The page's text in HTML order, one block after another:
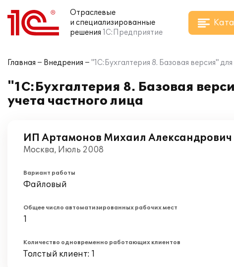
Отраслевые
и специализированные
решения 1С:Предприятие
Главная Внедрения "1С:Бухгалтерия 8. Базовая версия"
"1С:Бухгалтерия 8. Базовая
учета частного лица
ИП Артамонов Михаил Александрович
Москва, Июль 2008
Вариант работы
Файловый
Общее число автоматизированных рабочих мест
1
Количество одновременно работающих клиентов
Толстый клиент: 1